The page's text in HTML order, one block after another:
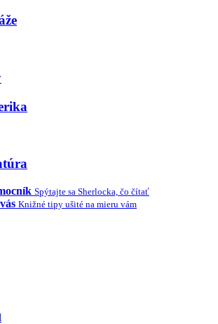
Spýtajte sa Sherlocka, čo čítať
Knižné tipy ušité na mieru vám